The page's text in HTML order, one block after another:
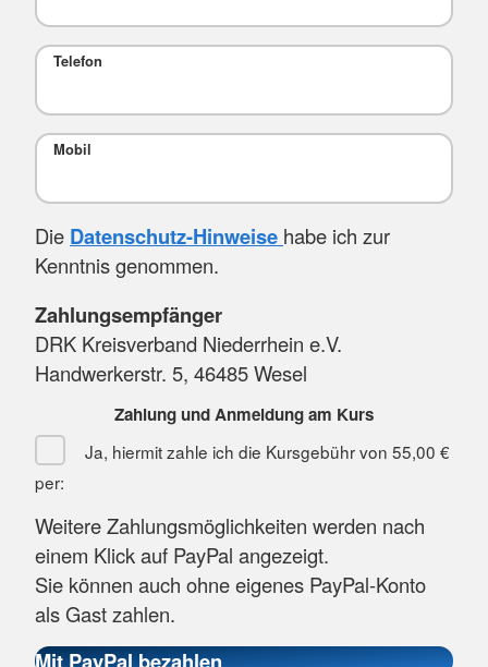
Telefon
Mobil
Die Datenschutz-Hinweise habe ich zur
Kenntnis genommen.
Zahlungsempfänger
DRK Kreisverband Niederrhein e.V.
Handwerkerstr. 5, 46485 Wesel
Zahlung und Anmeldung am Kurs
Ja, hiermit zahle ich die Kursgebühr von 55,00 €
per:
Weitere Zahlungsmöglichkeiten werden nach
einem Klick auf PayPal angezeigt.
Sie können auch ohne eigenes PayPal-Konto
als Gast zahlen.